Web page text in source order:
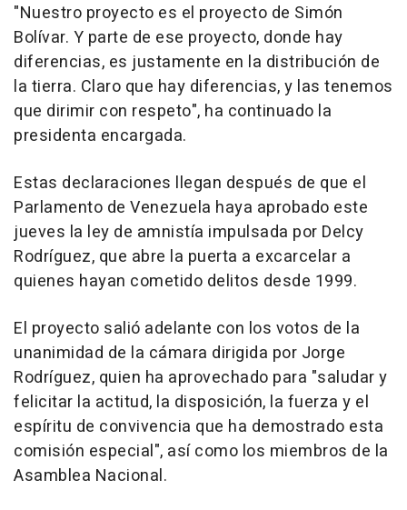
"Nuestro proyecto es el proyecto de Simón
Bolívar. Y parte de ese proyecto, donde hay
diferencias, es justamente en la distribución de
la tierra. Claro que hay diferencias, y las tenemos
que dirimir con respeto", ha continuado la
presidenta encargada.
Estas declaraciones llegan después de que el
Parlamento de Venezuela haya aprobado este
jueves la ley de amnistía impulsada por Delcy
Rodríguez, que abre la puerta a excarcelar a
quienes hayan cometido delitos desde 1999.
El proyecto salió adelante con los votos de la
unanimidad de la cámara dirigida por Jorge
Rodríguez, quien ha aprovechado para "saludar y
felicitar la actitud, la disposición, la fuerza y el
espíritu de convivencia que ha demostrado esta
comisión especial", así como los miembros de la
Asamblea Nacional.